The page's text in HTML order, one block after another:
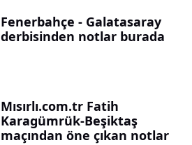
Fenerbahçe - Galatasaray
derbisinden notlar burada
Mısırlı.com.tr Fatih
Karagümrük-Beşiktaş
maçından öne çıkan notlar